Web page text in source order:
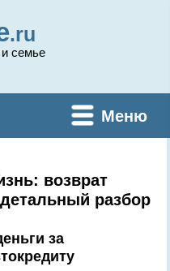
.ru
семье
возврат
разбор
за
Меню